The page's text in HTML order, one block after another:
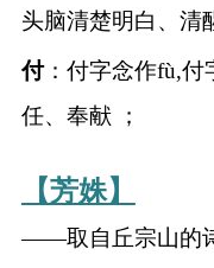
男孩名字打分
女孩名字打分
肖
头脑清楚明白、清
付：付字念作fù,付
任、奉献 ；
【芳姝】
——取自丘宗山的